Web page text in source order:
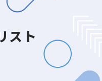
スト